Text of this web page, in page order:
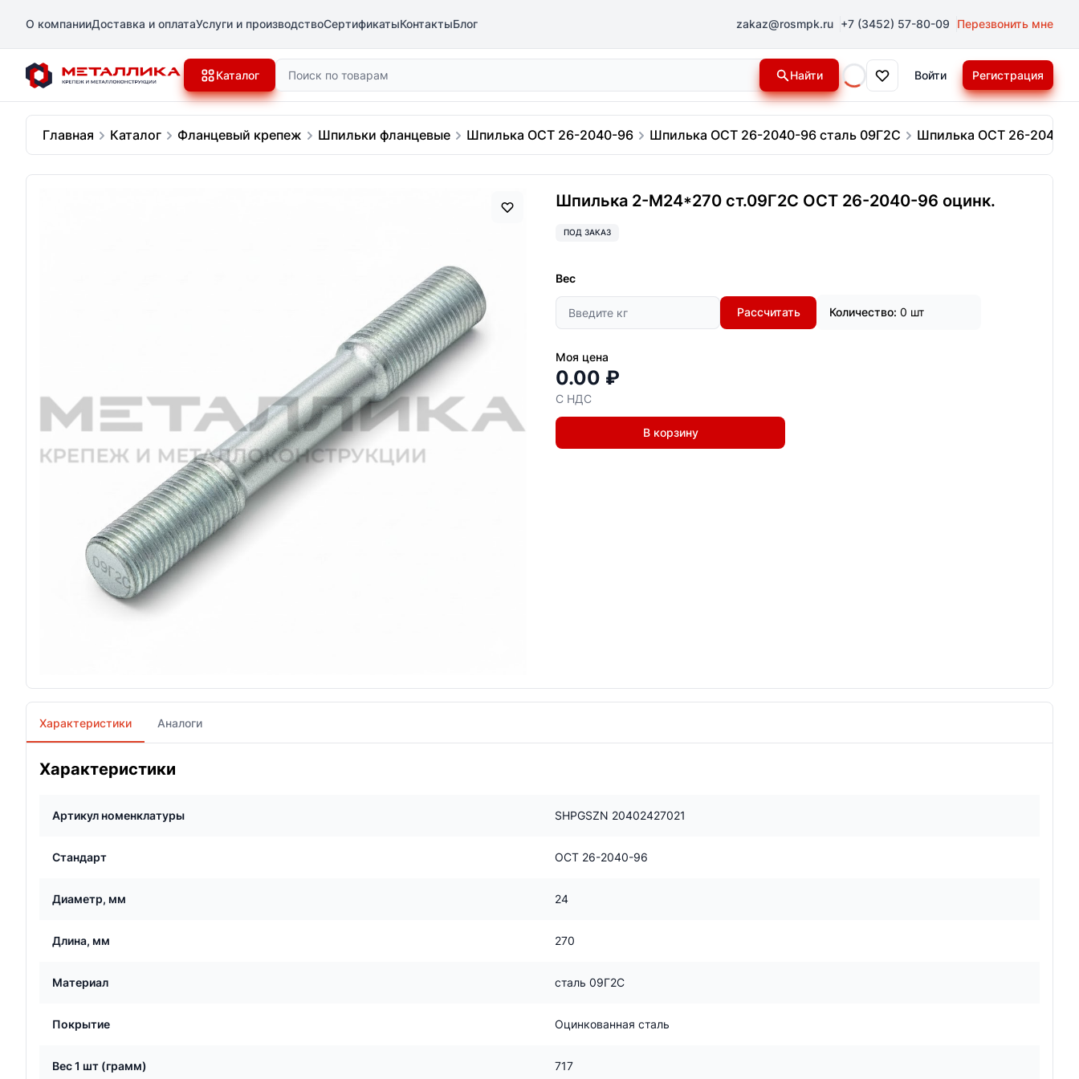
О компанииДоставка и оплатаУслуги и производствоСертификатыКонтактыБлог zakaz@rosmpk.ru +7 (3452) 57-80-09 Перезвонить мне
Каталог Поиск Найти
Loading...
Войти Регистрация
Главная Каталог Фланцевый крепеж Шпильки фланцевые Шпилька ОСТ 26-2040-96 Шпилька ОСТ 26-2040-96 сталь 09Г2С Шпилька ОСТ 26-2040-
Шпилька 2-М24*270 ст.09Г2С ОСТ 26-2040-96 оцинк.
ПОД ЗАКАЗ
Вес
Рассчитать Количество: 0 шт
Моя цена
0.00 ₽
С НДС
В корзину
Характеристики Аналоги
Характеристики
Артикул номенклатуры SHPGSZN 20402427021
Стандарт ОСТ 26-2040-96
Диаметр, мм 24
Длина, мм 270
Материал сталь 09Г2С
Покрытие Оцинкованная сталь
Вес 1 шт (грамм) 717